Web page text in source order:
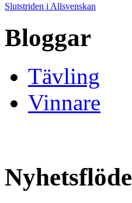
Slutstriden i Allsvenskan
Bloggar
Tävling
Vinnare
Nyhetsflöde